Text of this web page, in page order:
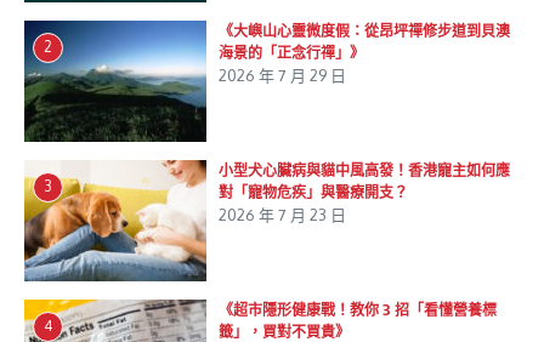
2
《大嶼山心靈微度假：從昂坪禪修步道到貝澳
海景的「正念行禪」》
2026 年 7 月 29 日
3
小型犬心臟病與貓中風高發！香港寵主如何應
對「寵物危疾」與醫療開支？
2026 年 7 月 23 日
4
《超市隱形健康戰！教你 3 招「看懂營養標
籤」，買對不買貴》